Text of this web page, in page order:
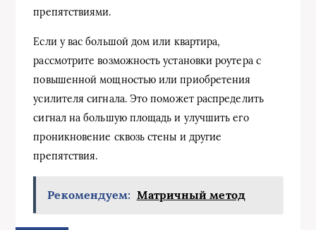
препятствиями.
Если у вас большой дом или квартира,
рассмотрите возможность установки роутера с
повышенной мощностью или приобретения
усилителя сигнала. Это поможет распределить
сигнал на большую площадь и улучшить его
проникновение сквозь стены и другие
препятствия.
Рекомендуем: Матричный метод